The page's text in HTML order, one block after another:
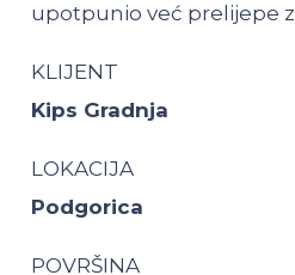
upotpunio već prelijepe
KLIJENT
Kips Gradnja
LOKACIJA
Podgorica
POVRŠINA